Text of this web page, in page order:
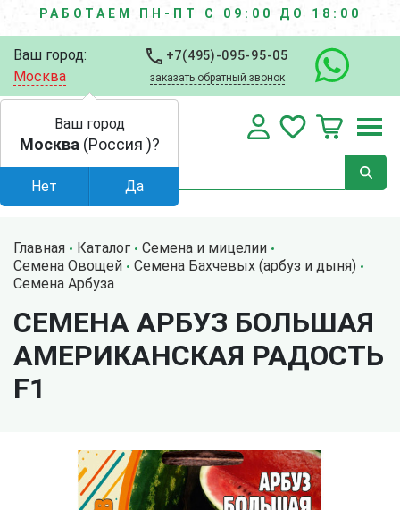
РАБОТАЕМ ПН-ПТ С 09:00 ДО 18:00
Ваш город:
Москва
+7(495)-095-95-05
заказать обратный звонок
Главная Каталог
Семена и мицелии
Семена Овощей
Семена Бахчевых (арбуз и дыня)
Семена Арбуза
СЕМЕНА АРБУЗ БОЛЬШАЯ
АМЕРИКАНСКАЯ РАДОСТЬ
F1
Ваш город
Москва (Россия )?
Нет Да